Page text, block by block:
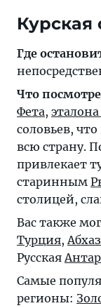
Курская
Где
Что
Фета,
соловьев,
всю страну.
привлекает
старинным
столицей,
Вас также
Турция,
Русская
Самые
регионы: